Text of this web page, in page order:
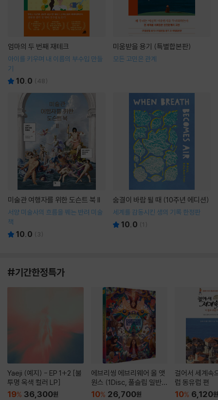
엄마의 두 번째 재테크
아이를 키우며 내 이름의 부수입 만들
기
10.0 (48)
미움받을 용기 (특별합본판)
모든 고민은 관계
미술관 여행자를 위한 도슨트 북 II
서양 미술사의 흐름을 꿰는 반려 미술
책
10.0 ( 3)
숨결이 바람 될 때 (10주년 에디션)
세계를 감동시킨 생의 기록 한정판
10.0 (1 )
#기간한정특가
Yaeji (예지) - EP 1+2 [불
투명 옥색 컬러 LP]
19% 36,300원
에브리씽 에브리웨어 올 앳
원스 (1Disc, 풀슬립 일반
판) : 블루레이
10% 26,700원
걸어서 세계속
럽 동유럽 편
10% 6,120원